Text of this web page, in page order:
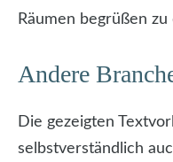
Räumen begrüßen
Andere
Die gezeigten
selbstverständlich